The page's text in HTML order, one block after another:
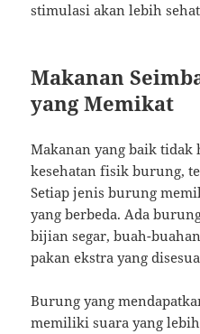
stimulasi akan lebih
Makanan
yang Memikat
Makanan yang baik tidak
kesehatan fisik burung,
Setiap jenis burung
yang berbeda. Ada
bijian segar, buah-
pakan ekstra yang
Burung yang
memiliki suara yang